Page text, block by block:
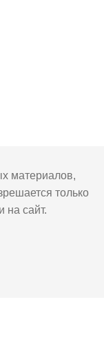
материалов,
только
на сайт.